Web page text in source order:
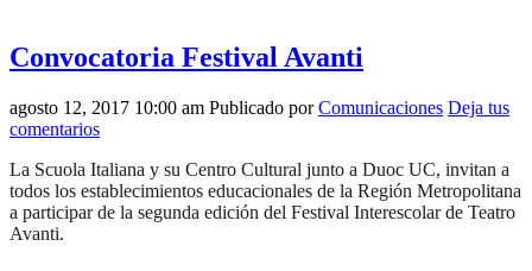
Convocatoria Festival Avanti
agosto 12, 2017 10:00 am Publicado porComunicaciones Deja tus
comentarios
La Scuola Italiana y su Centro Cultural junto a Duoc UC, invitan a
todos los establecimientos educacionales de la Región Metropolitana
a participar de la segunda edición del Festival Interescolar de Teatro
Avanti.